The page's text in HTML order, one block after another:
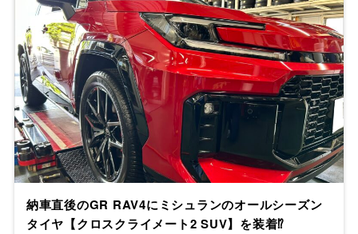
納車直後のGR RAV4にミシュランのオールシーズン
タイヤ【クロスクライメート2 SUV】を装着⁉